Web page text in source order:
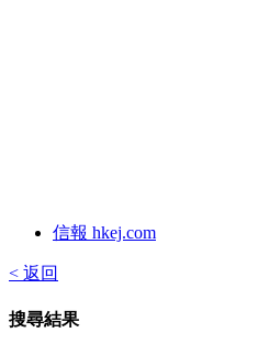
信報 hkej.com
< 返回
搜尋結果